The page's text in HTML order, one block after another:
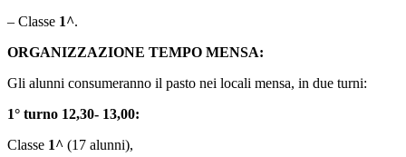
– Classe 1^.
ORGANIZZAZIONE TEMPO MENSA:
Gli alunni consumeranno il pasto nei locali mensa, in due turni:
1° turno 12,30- 13,00:
Classe 1^ (17 alunni),